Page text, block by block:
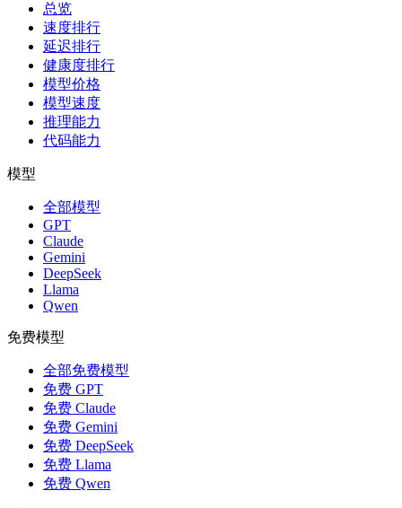
总览
速度排行
延迟排行
健康度排行
模型价格
模型速度
推理能力
代码能力
模型
全部模型
GPT
Claude
Gemini
DeepSeek
Llama
Qwen
免费模型
全部免费模型
免费 GPT
免费 Claude
免费 Gemini
免费 DeepSeek
免费 Llama
免费 Qwen